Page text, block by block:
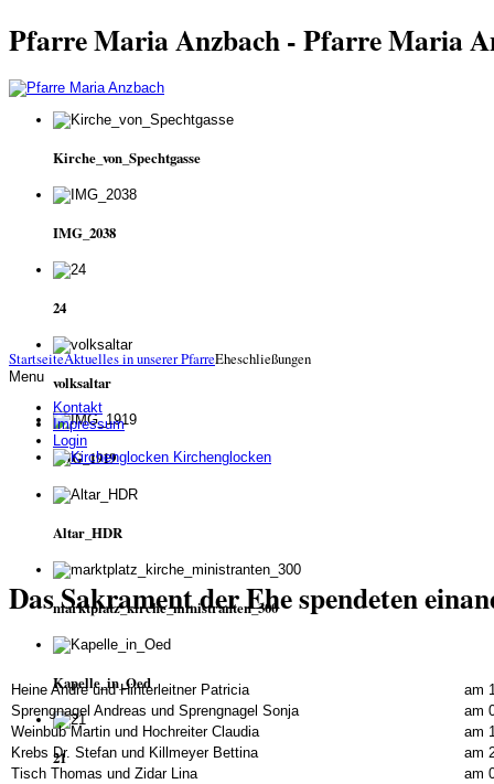
Pfarre Maria Anzbach - Pfarre Maria
Kirche_von_Spechtgasse
IMG_2038
24
volksaltar
IMG_1919
Altar_HDR
marktplatz_kirche_ministranten_300
Kapelle_in_Oed
21
StartseiteAktuelles in unserer PfarreEheschließungen
Menu
Kontakt
Impressum
Login
Kirchenglocken
Das Sakrament der Ehe spendeten
Heine Andre und Hinterleitner Patricia
am
Sprengnagel Andreas und Sprengnagel Sonja
am
Weinbub Martin und Hochreiter Claudia
am
Krebs Dr. Stefan und Killmeyer Bettina
am
Tisch Thomas und Zidar Lina
am